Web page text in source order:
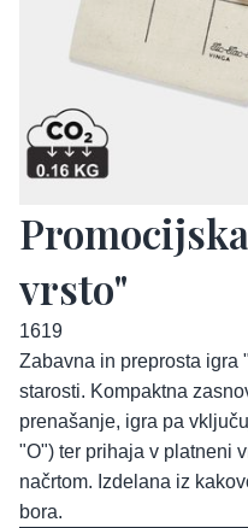
vrsto"
1619
Zabavna in preprosta igra
starosti. Kompaktna
prenašanje, igra pa
"O") ter prihaja v platneni
načrtom. Izdelana iz
bora.